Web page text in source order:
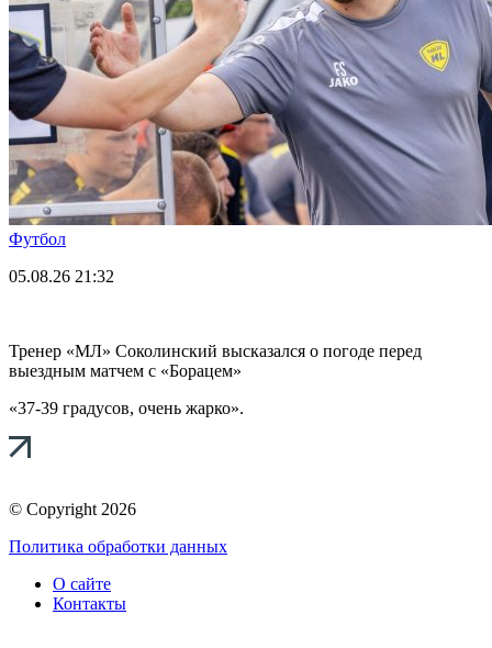
Футбол
05.08.26 21:32
Тренер «МЛ» Соколинский высказался о погоде перед
выездным матчем с «Борацем»
«37-39 градусов, очень жарко».
© Copyright 2026
Политика обработки данных
О сайте
Контакты